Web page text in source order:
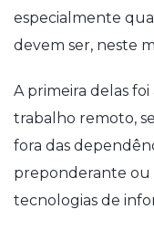
especialmente
devem ser, neste
A primeira delas
trabalho remoto,
fora das
preponderante ou
tecnologias de